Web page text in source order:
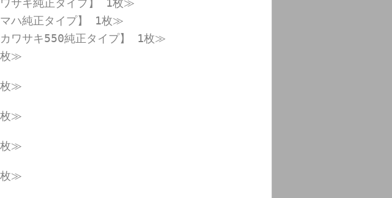
ハ純正タイプ】 1枚≫
ワサキ550純正タイプ】 1枚≫
枚≫
枚≫
枚≫
枚≫
枚≫